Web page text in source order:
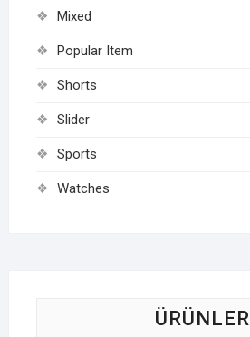
Mixed
Popular Item
Shorts
Slider
Sports
Watches
ÜRÜNLER